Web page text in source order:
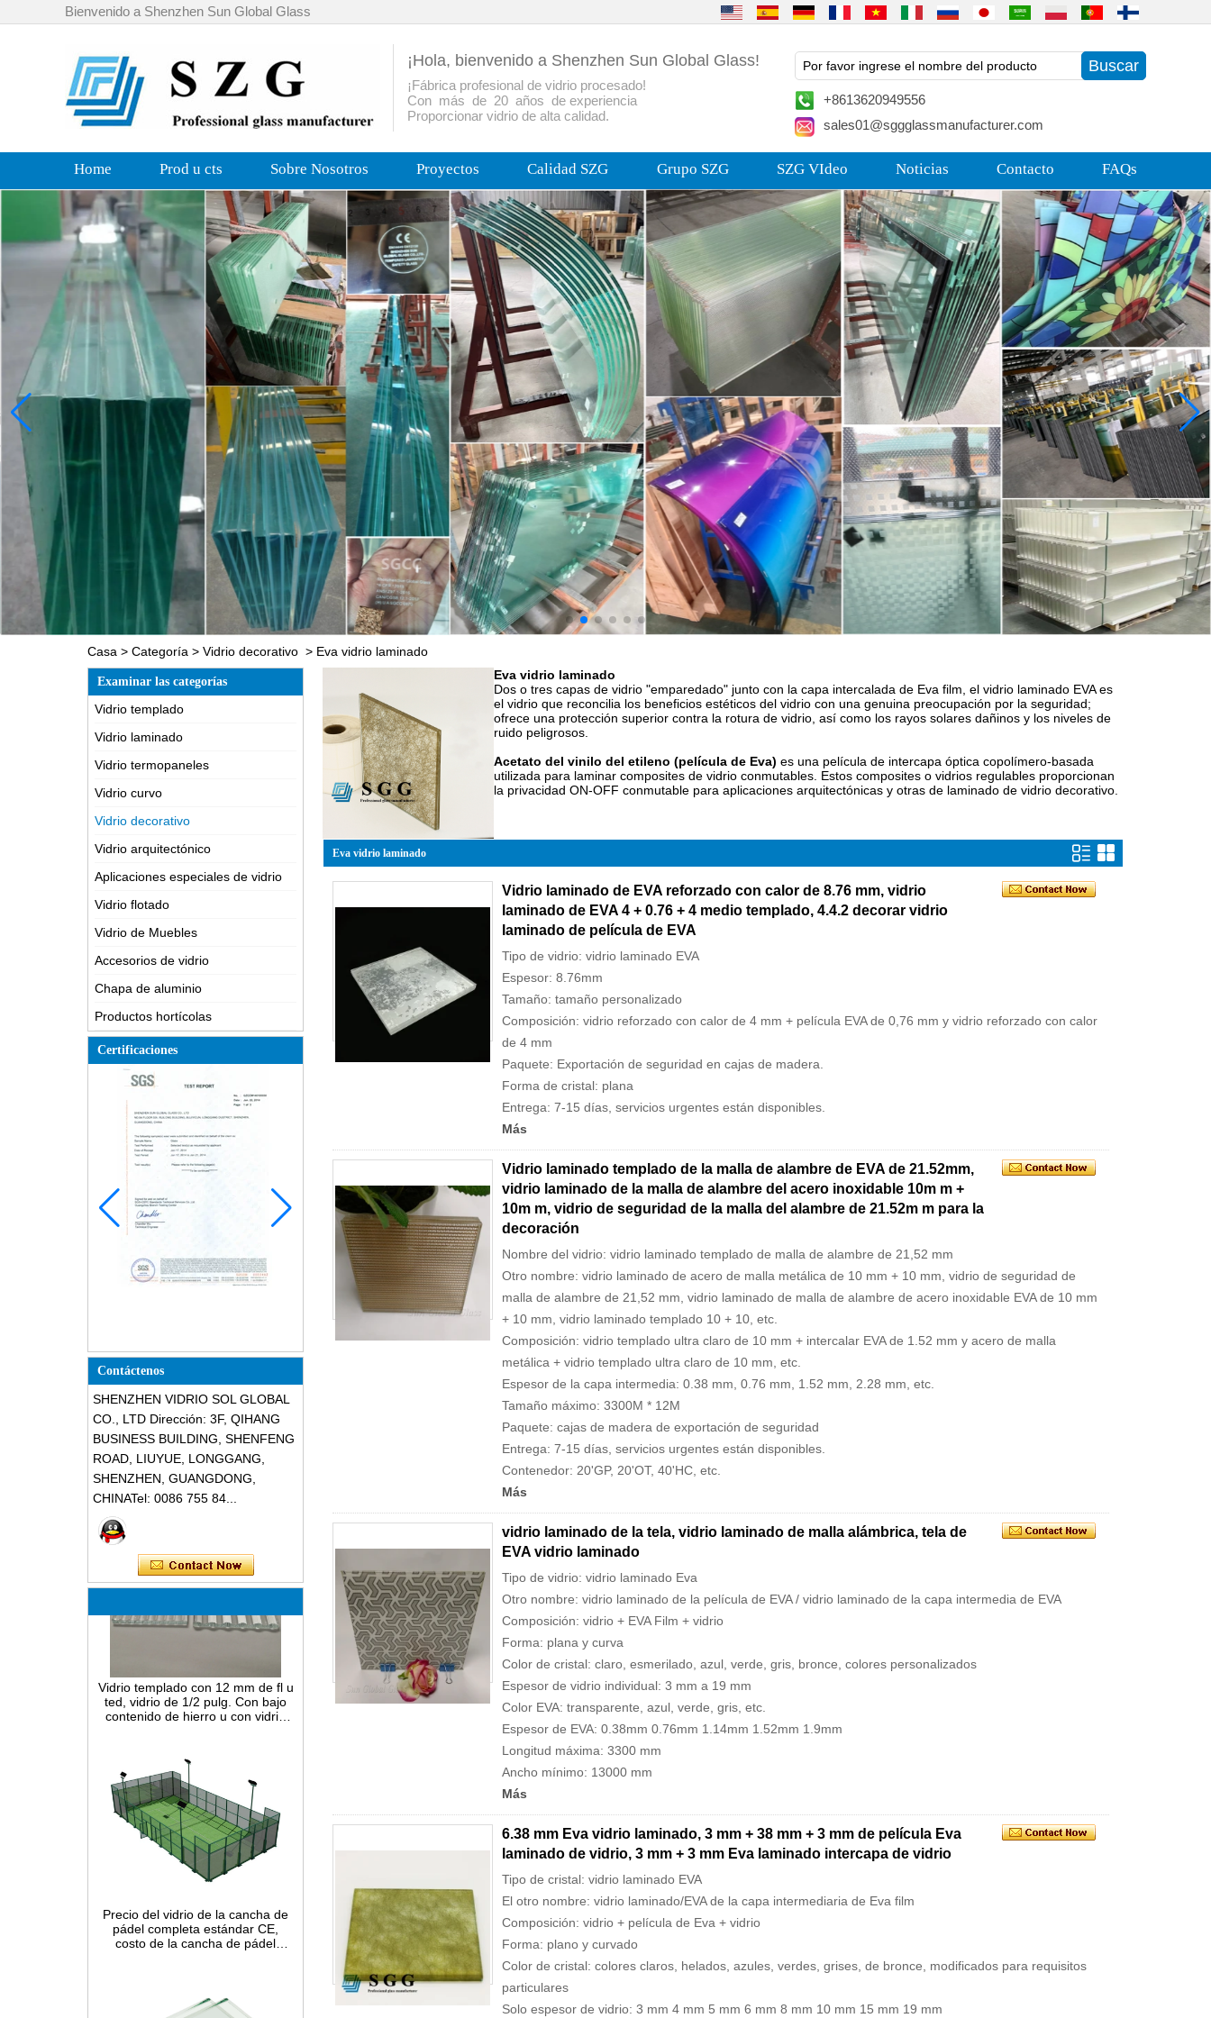
Bienvenido a Shenzhen Sun Global Glass
¡Hola, bienvenido a Shenzhen Sun Global Glass!
¡Fábrica profesional de vidrio procesado!
Con más de 20 años de experiencia
Proporcionar vidrio de alta calidad.
+8613620949556
sales01@sggglassmanufacturer.com
Home Prod u cts Sobre Nosotros Proyectos Calidad SZG Grupo SZG SZG VIdeo Noticias Contacto FAQs
Casa > Categoría > Vidrio decorativo > Eva vidrio laminado
Examinar las categorías
Vidrio templado
Vidrio laminado
Vidrio termopaneles
Vidrio curvo
Vidrio decorativo
Vidrio arquitectónico
Aplicaciones especiales de vidrio
Vidrio flotado
Vidrio de Muebles
Accesorios de vidrio
Chapa de aluminio
Productos hortícolas
Certificaciones
Contáctenos
SHENZHEN VIDRIO SOL GLOBAL
CO., LTD Dirección: 3F, QIHANG
BUSINESS BUILDING, SHENFENG
ROAD, LIUYUE, LONGGANG,
SHENZHEN, GUANGDONG,
CHINATel: 0086 755 84...
ted, vidrio de 1/2 pulg. Con bajo
contenido de hierro u con vidrio
templado u, panel de vidrio de
seguridad estrecho de 12 mm con
pádel completa estándar CE,
costo de la cancha de pádel
portátil del juego completo en
China, sistemas de construcción
Eva vidrio laminado
Dos o tres capas de vidrio "emparedado" junto con la capa intercalada de Eva film, el vidrio laminado EVA es
el vidrio que reconcilia los beneficios estéticos del vidrio con una genuina preocupación por la seguridad;
ofrece una protección superior contra la rotura de vidrio, así como los rayos solares dañinos y los niveles de
ruido peligrosos.
Acetato del vinilo del etileno (película de Eva) es una película de intercapa óptica copolímero-basada
utilizada para laminar composites de vidrio conmutables. Estos composites o vidrios regulables proporcionan
la privacidad ON-OFF conmutable para aplicaciones arquitectónicas y otras de laminado de vidrio decorativo.
Eva vidrio laminado
Vidrio laminado de EVA reforzado con calor de 8.76 mm, vidrio
laminado de EVA 4 + 0.76 + 4 medio templado, 4.4.2 decorar vidrio
laminado de película de EVA
Tipo de vidrio: vidrio laminado EVA
Espesor: 8.76mm
Tamaño: tamaño personalizado
Composición: vidrio reforzado con calor de 4 mm + película EVA de 0,76 mm y vidrio reforzado con calor
de 4 mm
Paquete: Exportación de seguridad en cajas de madera.
Forma de cristal: plana
Entrega: 7-15 días, servicios urgentes están disponibles.
Más
Vidrio laminado templado de la malla de alambre de EVA de 21.52mm,
vidrio laminado de la malla de alambre del acero inoxidable 10m m +
10m m, vidrio de seguridad de la malla del alambre de 21.52m m para la
decoración
Nombre del vidrio: vidrio laminado templado de malla de alambre de 21,52 mm
Otro nombre: vidrio laminado de acero de malla metálica de 10 mm + 10 mm, vidrio de seguridad de
malla de alambre de 21,52 mm, vidrio laminado de malla de alambre de acero inoxidable EVA de 10 mm
+ 10 mm, vidrio laminado templado 10 + 10, etc.
Composición: vidrio templado ultra claro de 10 mm + intercalar EVA de 1.52 mm y acero de malla
metálica + vidrio templado ultra claro de 10 mm, etc.
Espesor de la capa intermedia: 0.38 mm, 0.76 mm, 1.52 mm, 2.28 mm, etc.
Tamaño máximo: 3300M * 12M
Paquete: cajas de madera de exportación de seguridad
Entrega: 7-15 días, servicios urgentes están disponibles.
Contenedor: 20'GP, 20'OT, 40'HC, etc.
Más
vidrio laminado de la tela, vidrio laminado de malla alámbrica, tela de
EVA vidrio laminado
Tipo de vidrio: vidrio laminado Eva
Otro nombre: vidrio laminado de la película de EVA / vidrio laminado de la capa intermedia de EVA
Composición: vidrio + EVA Film + vidrio
Forma: plana y curva
Color de cristal: claro, esmerilado, azul, verde, gris, bronce, colores personalizados
Espesor de vidrio individual: 3 mm a 19 mm
Color EVA: transparente, azul, verde, gris, etc.
Espesor de EVA: 0.38mm 0.76mm 1.14mm 1.52mm 1.9mm
Longitud máxima: 3300 mm
Ancho mínimo: 13000 mm
Más
6.38 mm Eva vidrio laminado, 3 mm + 38 mm + 3 mm de película Eva
laminado de vidrio, 3 mm + 3 mm Eva laminado intercapa de vidrio
Tipo de cristal: vidrio laminado EVA
El otro nombre: vidrio laminado/EVA de la capa intermediaria de Eva film
Composición: vidrio + película de Eva + vidrio
Forma: plano y curvado
Color de cristal: colores claros, helados, azules, verdes, grises, de bronce, modificados para requisitos
particulares
Solo espesor de vidrio: 3 mm 4 mm 5 mm 6 mm 8 mm 10 mm 15 mm 19 mm